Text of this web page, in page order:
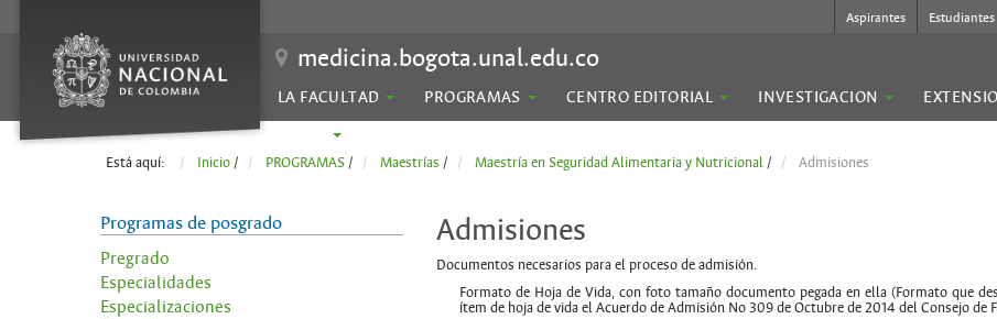
Aspirantes Estudiantes
medicina.bogota.unal.edu.co
LA FACULTAD PROGRAMAS CENTRO EDITORIAL INVESTIGACION
Está aquí: Inicio / PROGRAMAS / Maestrías / Maestría en Seguridad Alimentaria y Nutricional / Admisiones
Programas de posgrado
Pregrado
Especialidades
Especializaciones
Admisiones
Documentos necesarios para el proceso de admisión.
Formato de Hoja de Vida, con foto tamaño documento pegada en ella (Formato que
ítem de hoja de vida el Acuerdo de Admisión No 309 de Octubre de 2014 del Consejo de